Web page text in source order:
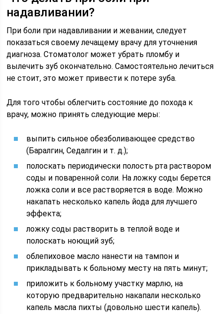
надавливании?
При боли при надавливании и жевании, следует
показаться своему лечащему врачу для уточнения
диагноза. Стоматолог может убрать пломбу и
вылечить зуб окончательно. Самостоятельно лечиться
не стоит, это может привести к потере зуба.
Для того чтобы облегчить состояние до похода к
врачу, можно принять следующие меры:
выпить сильное обезболивающее средство
(Баралгин, Седалгин и т. д.);
полоскать периодически полость рта раствором
соды и поваренной соли. На ложку соды берется
ложка соли и все растворяется в воде. Можно
накапать несколько капель йода для лучшего
эффекта;
ложку соды растворить в теплой воде и
полоскать ноющий зуб;
облепиховое масло нанести на тампон и
прикладывать к больному месту на пять минут;
приложить к больному участку марлю, на
которую предварительно накапали несколько
капель масла пихты (довольно шести капель).